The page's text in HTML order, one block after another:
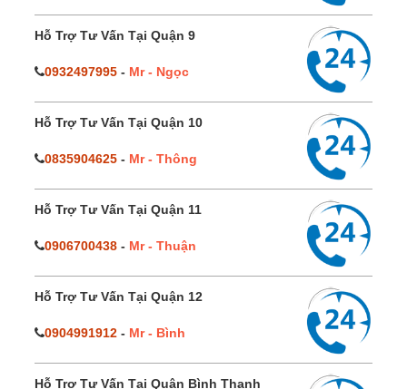
Hỗ Trợ Tư Vấn Tại Quận 9
0932497995 - Mr - Ngọc
Hỗ Trợ Tư Vấn Tại Quận 10
0835904625 - Mr - Thông
Hỗ Trợ Tư Vấn Tại Quận 11
0906700438 - Mr - Thuận
Hỗ Trợ Tư Vấn Tại Quận 12
0904991912 - Mr - Bình
Hỗ Trợ Tư Vấn Tại Quận Bình Thạnh